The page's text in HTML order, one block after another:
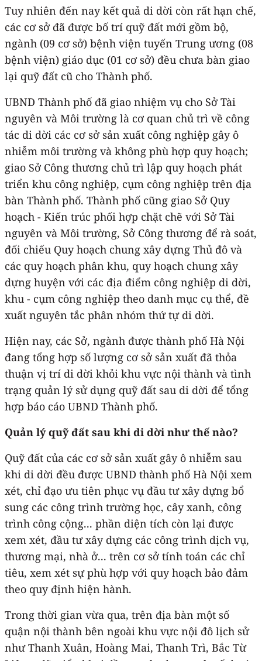
Tuy nhiên đến nay kết quả di dời còn rất hạn chế,
các cơ sở đã được bố trí quỹ đất mới gồm bộ,
ngành (09 cơ sở) bệnh viện tuyến Trung ương (08
bệnh viện) giáo dục (01 cơ sở) đều chưa bàn giao
lại quỹ đất cũ cho Thành phố.
UBND Thành phố đã giao nhiệm vụ cho Sở Tài
nguyên và Môi trường là cơ quan chủ trì về công
tác di dời các cơ sở sản xuất công nghiệp gây ô
nhiễm môi trường và không phù hợp quy hoạch;
giao Sở Công thương chủ trì lập quy hoạch phát
triển khu công nghiệp, cụm công nghiệp trên địa
bàn Thành phố. Thành phố cũng giao Sở Quy
hoạch - Kiến trúc phối hợp chặt chẽ với Sở Tài
nguyên và Môi trường, Sở Công thương để rà soát,
đối chiếu Quy hoạch chung xây dựng Thủ đô và
các quy hoạch phân khu, quy hoạch chung xây
dựng huyện với các địa điểm công nghiệp di dời,
khu - cụm công nghiệp theo danh mục cụ thể, đề
xuất nguyên tắc phân nhóm thứ tự di dời.
Hiện nay, các Sở, ngành được thành phố Hà Nội
đang tổng hợp số lượng cơ sở sản xuất đã thỏa
thuận vị trí di dời khỏi khu vực nội thành và tình
trạng quản lý sử dụng quỹ đất sau di dời để tổng
hợp báo cáo UBND Thành phố.
Quản lý quỹ đất sau khi di dời như thế nào?
Quỹ đất của các cơ sở sản xuất gây ô nhiễm sau
khi di dời đều được UBND thành phố Hà Nội xem
xét, chỉ đạo ưu tiên phục vụ đầu tư xây dựng bổ
sung các công trình trường học, cây xanh, công
trình công cộng... phần diện tích còn lại được
xem xét, đầu tư xây dựng các công trình dịch vụ,
thương mại, nhà ở... trên cơ sở tính toán các chỉ
tiêu, xem xét sự phù hợp với quy hoạch bảo đảm
theo quy định hiện hành.
Trong thời gian vừa qua, trên địa bàn một số
quận nội thành bên ngoài khu vực nội đô lịch sử
như Thanh Xuân, Hoàng Mai, Thanh Trì, Bắc Từ